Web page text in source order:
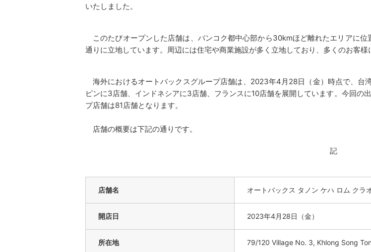
いたしました。
このたびオープンした店舗は、バンコク都中心部から30kmほど離れたエリアに
通りに立地しています。周辺には住宅や商業施設が多く立地しており、多くのお客様
海外におけるオートバックスグループ店舗は、2023年4月28日（金）時点で、台
ピンに3店舗、インドネシアに3店舗、フランスに10店舗を展開しています。今回の
プ店舗は81店舗となります。
店舗の概要は下記の通りです。
記
店舗名 オートバックス タノン ケハ ロム クラ
開店日 2023年4月28日（金）
所在地 79/120 Village No. 3, Khlong Song